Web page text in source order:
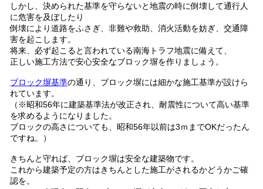
しかし、決められた基準を守らないと地震の時に倒壊して通行人
に危害を及ぼしたり
倒壊により道路をふさぎ、非難や救助、消火活動を妨ぎ、交通障
害を起こします。
将来、必ず起こると言われている南海トラフ地震に備えて、
正しい施工方法で安心安全なブロック塀を作りましょう。
ブロック塀基準の通り、ブロック塀には細かな施工基準が設けら
れています。
（※昭和56年に建築基準法が改正され、耐震性について高い基準
を求めるようになりました。
ブロックの高さについても、昭和56年以前は3ｍまでOKだったん
ですね。）
きちんと守れば、ブロック塀は安全な建築物です。
これから建築予定の方はきちんとした施工がされるかどうかご確
認を。